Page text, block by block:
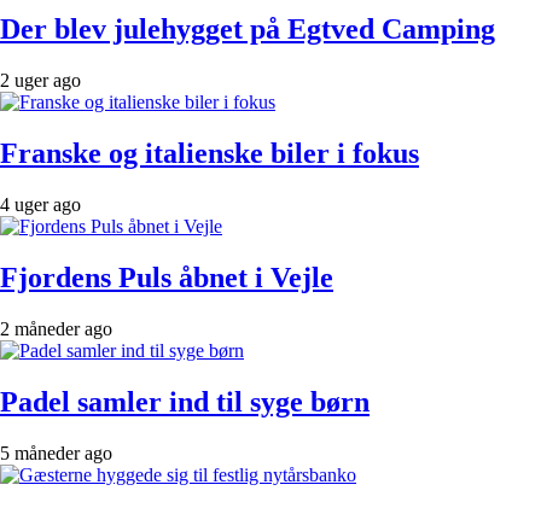
Der blev julehygget på Egtved Camping
2 uger ago
Franske og italienske biler i fokus
4 uger ago
Fjordens Puls åbnet i Vejle
2 måneder ago
Padel samler ind til syge børn
5 måneder ago